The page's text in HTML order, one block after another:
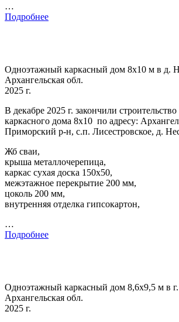
…
Подробнее
Одноэтажный каркасный дом 8х10 м в д.
Архангельская обл.
2025 г.
В декабре 2025 г. закончили
каркасного дома 8х10 по адресу:
Приморский р-н, с.п. Лисестровское, д.
Жб сваи,
крыша металлочерепица,
каркас сухая доска 150х50,
межэтажное перекрытие 200 мм,
цоколь 200 мм,
внутренняя отделка гипсокартон,
…
Подробнее
Одноэтажный каркасный дом 8,6х9,5 м в
Архангельская обл.
2025 г.